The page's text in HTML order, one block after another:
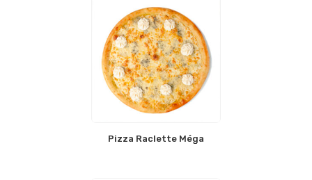
Pizza Raclette Méga